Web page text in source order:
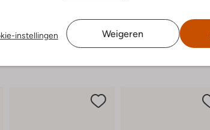
instellingen Weigeren